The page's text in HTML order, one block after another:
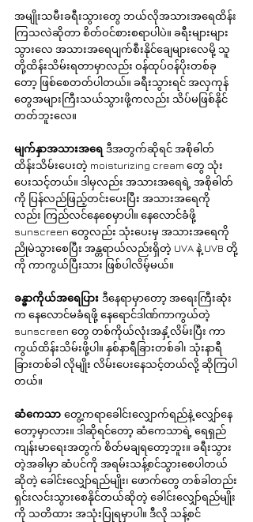
အမျိုးသမီးခရီးသွားတွေ ဘယ်လိုအသားအရေထိန်း
ကြသလဲဆိုတာ စိတ်ဝင်စားစရာပါပဲ။ ခရီးများများ
သွားလေ အသားအရေပျက်စီးနိုင်ချေများလေမို့ သူ
တို့ထိန်းသိမ်းရတာမှာလည်း ဝန်ထုပ်ဝန်ပိုးတစ်ခု
တော့ ဖြစ်စေတတ်ပါတယ်။ ခရီးသွားရင် အလှကုန်
တွေအများကြီးသယ်သွားဖို့ကလည်း သိပ်မဖြစ်နိုင်
တတ်ဘူးလေ။
မျက်နှာအသားအရေ ဒီအတွက်ဆိုရင် အစိုဓါတ်
ထိန်းသိမ်းပေးတဲ့ moisturizing cream တွေ သုံး
ပေးသင့်တယ်။ ဒါမှလည်း အသားအရေရဲ့ အစိုဓါတ်
ကို ပြန်လည်ဖြည့်တင်းပေးပြီး အသားအရေကို
လည်း ကြည်လင်နေစေမှာပါ။ နေလောင်ခံဖို့
sunscreen တွေလည်း သုံးပေးမှ အသားအရေကို
ညိုမဲသွားစေပြီး အန္တရာယ်လည်းရှိတဲ့ UVA နဲ့ UVB တို့
ကို ကာကွယ်ပြီးသား ဖြစ်ပါလိမ့်မယ်။
ခန္ဓာကိုယ်အရေပြား ဒီနေရာမှာတော့ အရေးကြီးဆုံး
က နေလောင်မခံရဖို့ နေရောင်ဒါဏ်ကာကွယ်တဲ့
sunscreen တွေ တစ်ကိုယ်လုံးအနှံ့လိမ်းပြီး ကာ
ကွယ်ထိန်းသိမ်းဖို့ပါ။ နှစ်နာရီခြားတစ်ခါ၊ သုံးနာရီ
ခြားတစ်ခါ လိုမျိုး လိမ်းပေးနေသင့်တယ်လို့ ဆိုကြပါ
တယ်။
ဆံကေသာ တွေ့ကရာခေါင်းလျှောက်ရည်နဲ့ လျှော်နေ
တော့မှာလား။ ဒါဆိုရင်တော့ ဆံကေသာရဲ့ ရေရှည်
ကျန်းမာရေးအတွက် စိတ်မချရတော့ဘူး။ ခရီးသွား
တဲ့အခါမှာ ဆံပင်ကို အရမ်းသန့်စင်သွားစေပါတယ်
ဆိုတဲ့ ခေါင်းလျှော်ရည်မျိုး၊ ဖောက်တွေ တစ်ခါတည်း
ရှင်းလင်းသွားစေနိုင်တယ်ဆိုတဲ့ ခေါင်းလျှော်ရည်မျိုး
ကို သတိထား အသုံးပြုရမှာပါ။ ဒီလို သန့်စင်